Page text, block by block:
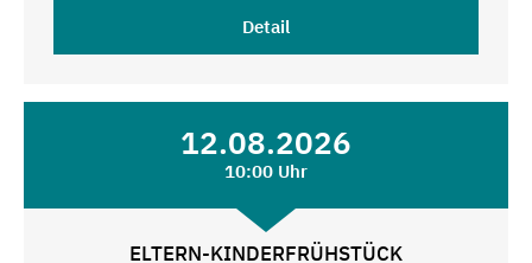
Detail
12.08.2026
10:00 Uhr
ELTERN-KINDERFRÜHSTÜCK